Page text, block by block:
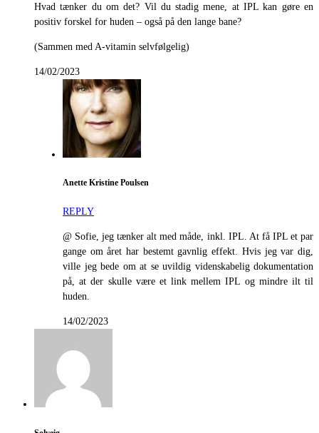
Hvad tænker du om det? Vil du stadig mene, at IPL kan gøre en
positiv forskel for huden – også på den lange bane?
(Sammen med A-vitamin selvfølgelig)
14/02/2023
Anette Kristine Poulsen
REPLY
@ Sofie, jeg tænker alt med måde, inkl. IPL. At få IPL et par
gange om året har bestemt gavnlig effekt. Hvis jeg var dig,
ville jeg bede om at se uvildig videnskabelig dokumentation
på, at der skulle være et link mellem IPL og mindre ilt til
huden.
14/02/2023